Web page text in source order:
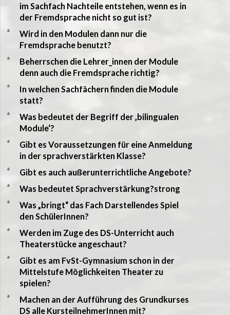
im Sachfach Nachteile entstehen, wenn es in
der Fremdsprache nicht so gut ist?
a
Wird in den Modulen dann nur die
Fremdsprache benutzt?
a
Beherrschen die Lehrer_innen der Module
denn auch die Fremdsprache richtig?
a
In welchen Sachfächern finden die Module
statt?
a
Was bedeutet der Begriff der ‚bilingualen
Module‘?
a
Gibt es Voraussetzungen für eine Anmeldung
in der sprachverstärkten Klasse?
a Gibt es auch außerunterrichtliche Angebote?
a Was bedeutet Sprachverstärkung?strong
a
Was „bringt“ das Fach Darstellendes Spiel
den SchülerInnen?
a
Werden im Zuge des DS-Unterricht auch
Theaterstücke angeschaut?
a
Gibt es am FvSt-Gymnasium schon in der
Mittelstufe Möglichkeiten Theater zu
spielen?
a
Machen an der Aufführung des Grundkurses
DS alle KursteilnehmerInnen mit?